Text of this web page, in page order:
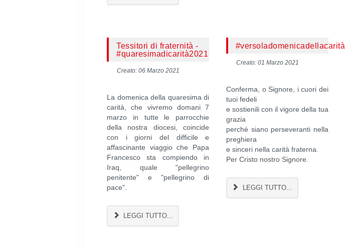
Tessitori di fraternità -
#quaresimadicarità2021
Creato: 06 Marzo 2021
La domenica della quaresima di
carità, che vivremo domani 7
marzo in tutte le parrocchie
della nostra diocesi, coincide
con i giorni del difficile e
affascinante viaggio che Papa
Francesco sta compiendo in
Iraq, quale "pellegrino
penitente" e "pellegrino di
pace".
LEGGI TUTTO...
#versoladomenicadellacarità
Creato: 01 Marzo 2021
Conferma, o Signore, i cuori dei
tuoi fedeli
e sostienili con il vigore della tua
grazia
perché siano perseveranti nella
preghiera
e sinceri nella carità fraterna.
Per Cristo nostro Signore.
LEGGI TUTTO...